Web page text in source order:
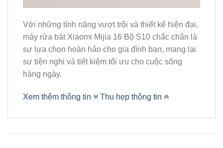
Với những tính năng vượt trội và thiết kế hiện đại,
máy rửa bát Xiaomi Mijia 16 Bộ S10 chắc chắn là
sự lựa chọn hoàn hảo cho gia đình bạn, mang lại
sự tiện nghi và tiết kiệm tối ưu cho cuộc sống
hàng ngày.
Xem thêm thông tin Thu hẹp thông tin